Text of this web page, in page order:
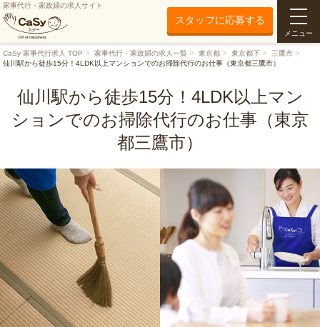
家事代行・家政婦の求人サイト
スタッフに応募する
メニュー
CaSy 家事代行求人 TOP 家事代行・家政婦の求人一覧 東京都 東京都下
三鷹市
仙川駅から徒歩15分！4LDK以上マンションでのお掃除代行のお仕事（東京都三鷹市）
仙川駅から徒歩15分！4LDK以上マン
ションでのお掃除代行のお仕事（東京
都三鷹市）